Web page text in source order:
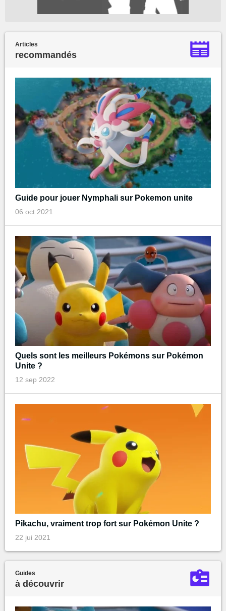
Articles
recommandés
Guide pour jouer Nymphali sur Pokemon unite
06 oct 2021
Quels sont les meilleurs Pokémons sur Pokémon
Unite ?
12 sep 2022
Pikachu, vraiment trop fort sur Pokémon Unite ?
22 jui 2021
Guides
à découvrir